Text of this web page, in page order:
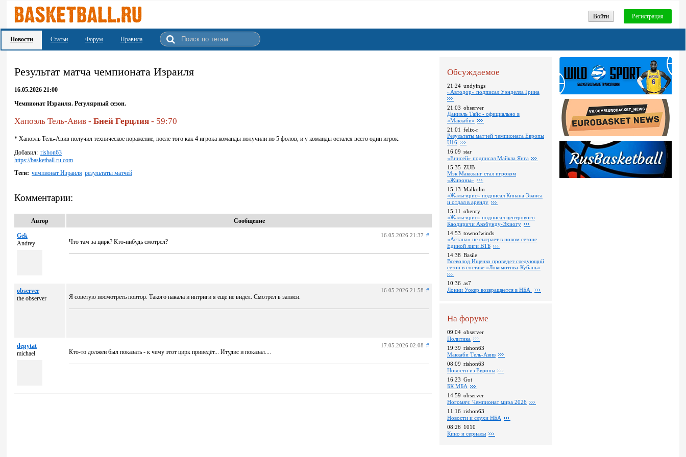
Войти Регистрация
Новости Статьи Форум Правила
Pезультат матча чемпионата Израиля
16.05.2026 21:00
Чемпионат Израиля. Регулярный сезон.
Хапоэль Тель-Авив - Бней Герцлия - 59:70
* Хапоэль Тель-Авив получил техническое поражение, после того как 4 игрока команды получили по 5 фолов, и у команды остался всего один игрок.
Добавил: rishon63
https://basketball.ru.com
Теги: чемпионат Израиля результаты матчей
Комментарии:
Автор Сообщение
Gek
Andrey
16.05.2026 21:37 #
Что там за цирк? Кто-нибудь смотрел?
observer
the observer
16.05.2026 21:58 #
Я советую посмотреть повтор. Такого накала и интриги я еще не видел. Смотрел в записи.
depytat
michael
17.05.2026 02:08 #
Кто-то должен был показать - к чему этот цирк приведёт... Итудис и показал....
Обсуждаемое
21:24 undyings
«Автодор» подписал Уэнделла Грина
21:03 observer
Даниэль Тайс - официально в
«Маккаби»
21:01 felix-r
Pезультаты матчей чемпионата Европы
U16
16:09 star
«Енисей» подписал Майкла Янга
15:35 ZUB
Мэк Маккланг стал игроком
«Жироны»
15:13 Malkolm
«Жальгирис» подписал Кинана Эванса
и отдал в аренду
15:11 ohenry
«Жальгирис» подписал центрового
Каодиричи Акобунду-Эхиогу
14:53 townofwinds
«Астана» не сыграет в новом сезоне
Единой лиги ВТБ
14:38 Basile
Всеволод Ищенко проведет следующий
сезон в составе «Локомотива-Кубань»
10:36 as7
Лонни Уокер возвращается в НБА
На форуме
09:04 observer
Политика
19:39 rishon63
Маккаби Тель-Авив
08:09 rishon63
Новости из Европы
16:23 Got
БК МБА
14:59 observer
Ногомяч: Чемпионат мира 2026
11:16 rishon63
Новости и слухи НБА
08:26 1010
Кино и сериалы